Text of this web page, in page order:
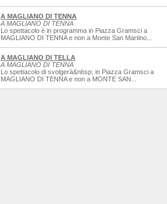
A MAGLIANO DI TENNA
A MAGLIANO DI TENNA
Lo spettacolo è in programma in Piazza Gramsci a
MAGLIANO DI TENNA e non a Monte San Martino...
A MAGLIANO DI TELLA
A MAGLIANO DI TENNA
Lo spettacolo di svolgerà&nbsp; in Piazza Gramsci a
MAGLIANO DI TENNA e non a MONTE SAN...